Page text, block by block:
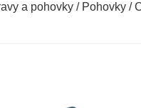
a pohovky / Pohovky /